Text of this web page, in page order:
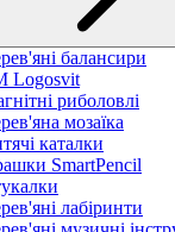
балансири
Logosvit
риболовлі
мозаїка
каталки
SmartPencil
лабіринти